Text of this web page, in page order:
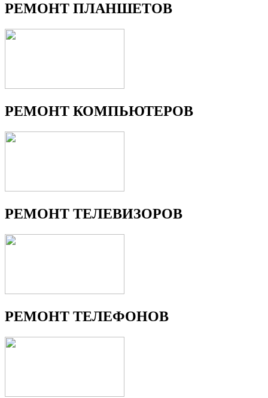
РЕМОНТ ПЛАНШЕТОВ
РЕМОНТ КОМПЬЮТЕРОВ
РЕМОНТ ТЕЛЕВИЗОРОВ
РЕМОНТ ТЕЛЕФОНОВ